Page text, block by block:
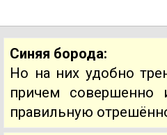
Синяя борода:
Но на них удобно
причем совершенно
правильную